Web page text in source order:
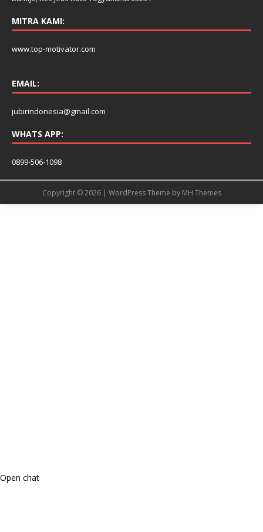
MITRA KAMI:
www.top-motivator.com
EMAIL:
jubirindonesia@gmail.com
WHATS APP:
0899-506-1098
Copyright © 2026 | WordPress Theme by MH Themes
Open chat